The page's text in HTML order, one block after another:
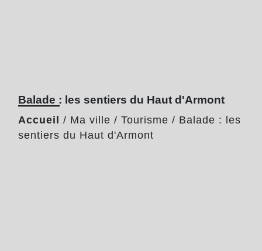
Balade : les sentiers du Haut d'Armont
Accueil / Ma ville / Tourisme / Balade : les
sentiers du Haut d'Armont